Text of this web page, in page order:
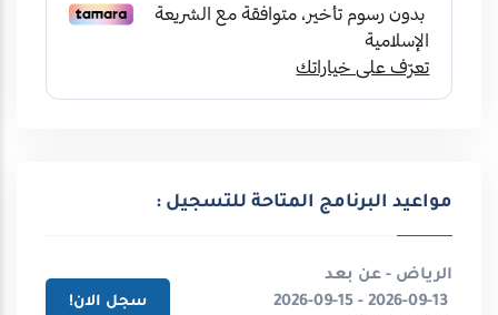
مواعيد البرنامج المتاحة للتسجيل :
الرياض - عن بعد
سجل الان!